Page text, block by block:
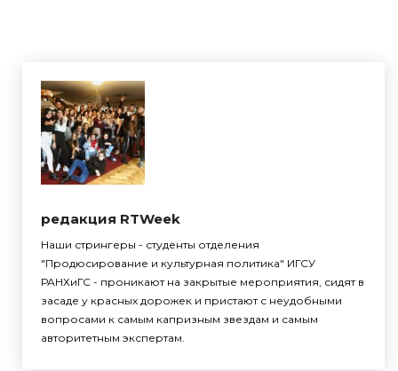
редакция RTWeek
Наши стрингеры - студенты отделения
"Продюсирование и культурная политика" ИГСУ
РАНХиГС - проникают на закрытые мероприятия, сидят в
засаде у красных дорожек и пристают с неудобными
вопросами к самым капризным звездам и самым
авторитетным экспертам.